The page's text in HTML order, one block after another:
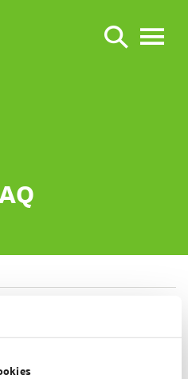
Stiftungen?